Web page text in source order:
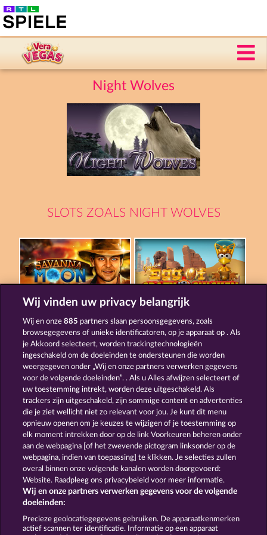
Night Wolves
SLOTS ZOALS NIGHT WOLVES
SAVANNA MOON GOLDEN EI OF MOORHUHN
MAJESTIC KING BLACK BEAUTY
Algemene voorwaarden Privacyverklaring
Colofon Bedrijf FAQ
Partnerprogramma Facebook
Terugbetalingsverzoek indienen
Wij vinden uw privacy belangrijk
Wij en onze885 partners slaan persoonsgegevens, zoals
browsegegevens of unieke identificatoren, op je apparaat op . Als
je Akkoord selecteert, worden trackingtechnologieën
ingeschakeld om de doeleinden te ondersteunen die worden
weergegeven onder „Wij en onze partners verwerken gegevens
voor de volgende doeleinden”. . Als u Alles afwijzen selecteert of
uw toestemming intrekt, worden deze uitgeschakeld. Als
trackers zijn uitgeschakeld, zijn sommige content en advertenties
die je ziet wellicht niet zo relevant voor jou. Je kunt dit menu
opnieuw openen om je keuzes te wijzigen of je toestemming op
elk moment intrekken door op de link Voorkeuren beheren onder
aan de webpagina [of het zwevende pictogram linksonder op de
webpagina, indien van toepassing] te klikken. Je selecties zullen
overal binnen onze volgende kanalen worden doorgevoerd:
Website. Raadpleeg ons privacybeleid voor meer informatie.
Wij en onze partners verwerken gegevens voor de volgende
doeleinden:
Precieze geolocatiegegevens gebruiken. De apparaatkenmerken
actief scannen ter identificatie. Informatie op een apparaat